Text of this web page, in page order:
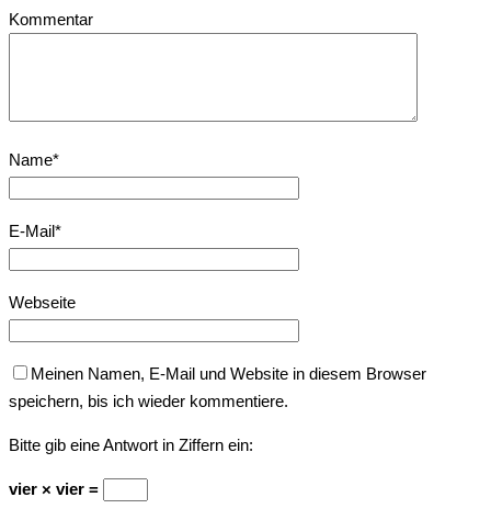
Kommentar
Name*
E-Mail*
Webseite
Meinen Namen, E-Mail und Website in diesem Browser
speichern, bis ich wieder kommentiere.
Bitte gib eine Antwort in Ziffern ein:
vier × vier =